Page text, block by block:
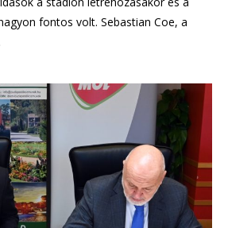
fontos volt. Sebastian Coe, a